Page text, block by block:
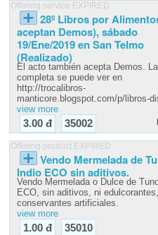
Offering service EXPIRED
28º Libros por
aceptan Demos), sábado
19/Ene/2019 en San Telmo
(Realizado)
El acto también acepta Demos.
completa se puede ver en
http://trocalibros-
manticore.blogspot.com/p/libros-
view more
3.00 đ 35002
Offering product EXPIRED
Vendo Mermelada de
Indio ECO sin aditivos.
Vendo Mermelada o Dulce de
ECO, sin aditivos, ni
conservantes artificiales.
view more
1.00 đ 35010